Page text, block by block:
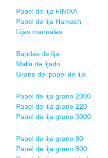
Papel de lija FINIXA
Papel de lija Hamach
Lijas manuales
Bandas de lija
Malla de lijado
Grano del papel de lija
Papel de lija grano 2000
Papel de lija grano 220
Papel de lija grano 3000
Papel de lija grano 80
Papel de lija grano 800